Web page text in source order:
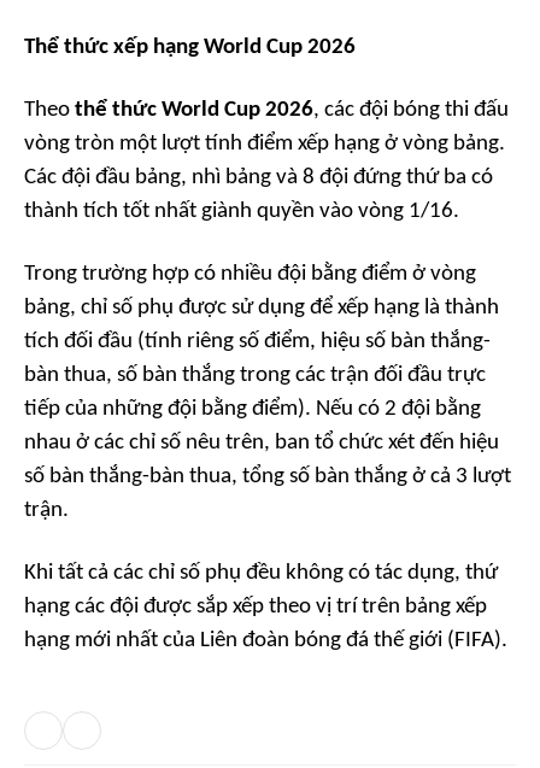
Thể thức xếp hạng World Cup 2026
Theo thể thức World Cup 2026, các đội bóng thi đấu
vòng tròn một lượt tính điểm xếp hạng ở vòng bảng.
Các đội đầu bảng, nhì bảng và 8 đội đứng thứ ba có
thành tích tốt nhất giành quyền vào vòng 1/16.
Trong trường hợp có nhiều đội bằng điểm ở vòng
bảng, chỉ số phụ được sử dụng để xếp hạng là thành
tích đối đầu (tính riêng số điểm, hiệu số bàn thắng-
bàn thua, số bàn thắng trong các trận đối đầu trực
tiếp của những đội bằng điểm). Nếu có 2 đội bằng
nhau ở các chỉ số nêu trên, ban tổ chức xét đến hiệu
số bàn thắng-bàn thua, tổng số bàn thắng ở cả 3 lượt
trận.
Khi tất cả các chỉ số phụ đều không có tác dụng, thứ
hạng các đội được sắp xếp theo vị trí trên bảng xếp
hạng mới nhất của Liên đoàn bóng đá thế giới (FIFA).